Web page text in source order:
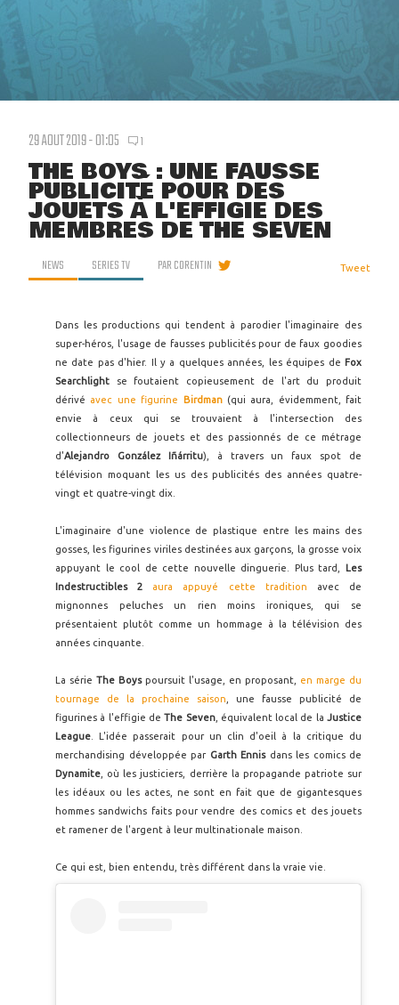
29 AOUT 2019 - 01:05 1
THE BOYS : UNE FAUSSE
PUBLICITÉ POUR DES
JOUETS À L'EFFIGIE DES
MEMBRES DE THE SEVEN
NEWS SERIES TV PARCORENTIN Tweet
Dans les productions qui tendent à parodier l'imaginaire des
super-héros, l'usage de fausses publicités pour de faux goodies
ne date pas d'hier. Il y a quelques années, les équipes de Fox
Searchlight se foutaient copieusement de l'art du produit
dérivé avec une figurine Birdman (qui aura, évidemment, fait
envie à ceux qui se trouvaient à l'intersection des
collectionneurs de jouets et des passionnés de ce métrage
d'Alejandro González Iñárritu), à travers un faux spot de
télévision moquant les us des publicités des années quatre-
vingt et quatre-vingt dix.
L'imaginaire d'une violence de plastique entre les mains des
gosses, les figurines viriles destinées aux garçons, la grosse voix
appuyant le cool de cette nouvelle dinguerie. Plus tard, Les
Indestructibles 2
aura appuyé cette tradition avec de
mignonnes peluches un rien moins ironiques, qui se
présentaient plutôt comme un hommage à la télévision des
années cinquante.
La série The Boyspoursuit l'usage, en proposant, en marge du
tournage de la prochaine saison , une fausse publicité de
figurines à l'effigie deThe Seven, équivalent local de laJustice
League . L'idée passerait pour un clin d'oeil à la critique du
merchandising développée par Garth Ennisdans les comics de
Dynamite , où les justiciers, derrière la propagande patriote sur
les idéaux ou les actes, ne sont en fait que de gigantesques
hommes sandwichs faits pour vendre des comics et des jouets
et ramener de l'argent à leur multinationale maison.
Ce qui est, bien entendu, très différent dans la vraie vie.